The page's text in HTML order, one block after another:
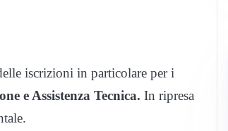
iscrizioni in particolare per i
e Assistenza Tecnica. In ripresa